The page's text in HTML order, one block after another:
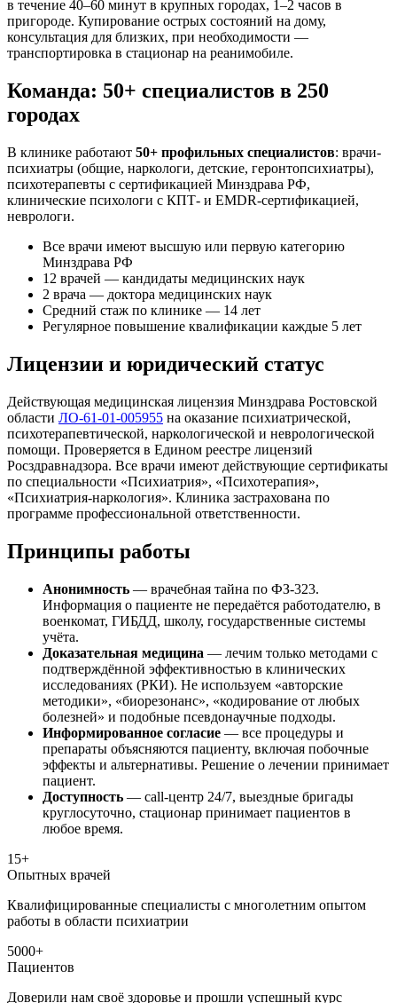
в течение 40–60 минут в крупных городах, 1–2 часов в
пригороде. Купирование острых состояний на дому,
консультация для близких, при необходимости —
транспортировка в стационар на реанимобиле.
Команда: 50+ специалистов в 250
городах
В клинике работают 50+ профильных специалистов: врачи-
психиатры (общие, наркологи, детские, геронтопсихиатры),
психотерапевты с сертификацией Минздрава РФ,
клинические психологи с КПТ- и EMDR-сертификацией,
неврологи.
Все врачи имеют высшую или первую категорию
Минздрава РФ
12 врачей — кандидаты медицинских наук
2 врача — доктора медицинских наук
Средний стаж по клинике — 14 лет
Регулярное повышение квалификации каждые 5 лет
Лицензии и юридический статус
Действующая медицинская лицензия Минздрава Ростовской
области ЛО-61-01-005955 на оказание психиатрической,
психотерапевтической, наркологической и неврологической
помощи. Проверяется в Едином реестре лицензий
Росздравнадзора. Все врачи имеют действующие сертификаты
по специальности «Психиатрия», «Психотерапия»,
«Психиатрия-наркология». Клиника застрахована по
программе профессиональной ответственности.
Принципы работы
Анонимность — врачебная тайна по ФЗ-323.
Информация о пациенте не передаётся работодателю, в
военкомат, ГИБДД, школу, государственные системы
учёта.
Доказательная медицина — лечим только методами с
подтверждённой эффективностью в клинических
исследованиях (РКИ). Не используем «авторские
методики», «биорезонанс», «кодирование от любых
болезней» и подобные псевдонаучные подходы.
Информированное согласие — все процедуры и
препараты объясняются пациенту, включая побочные
эффекты и альтернативы. Решение о лечении принимает
пациент.
Доступность — call-центр 24/7, выездные бригады
круглосуточно, стационар принимает пациентов в
любое время.
15+
Опытных врачей
Квалифицированные специалисты с многолетним опытом
работы в области психиатрии
5000+
Пациентов
Доверили нам своё здоровье и прошли успешный курс